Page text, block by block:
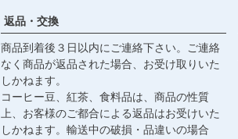
返品・交換
商品到着後３日以内にご連絡下さい。ご連絡
なく商品が返品された場合、お受け取りいた
しかねます。
コーヒー豆、紅茶、食料品は、商品の性質
上、お客様のご都合による返品はお受けいた
しかねます。輸送中の破損・品違いの場合